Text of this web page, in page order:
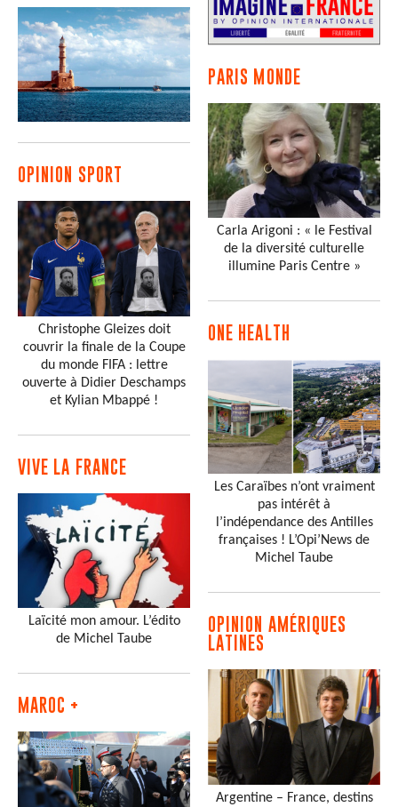
OPINION SPORT
Christophe Gleizes doit
couvrir la finale de la Coupe
du monde FIFA : lettre
ouverte à Didier Deschamps
et Kylian Mbappé !
VIVE LA FRANCE
Laïcité mon amour. L’édito
de Michel Taube
MAROC +
PARIS MONDE
Carla Arigoni : « le Festival
de la diversité culturelle
illumine Paris Centre »
ONE HEALTH
Les Caraïbes n’ont vraiment
pas intérêt à
l’indépendance des Antilles
françaises ! L’Opi’News de
Michel Taube
OPINION AMÉRIQUES
LATINES
Argentine – France, destins